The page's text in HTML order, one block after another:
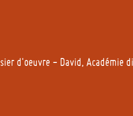
d'oeuvre - David, Académie